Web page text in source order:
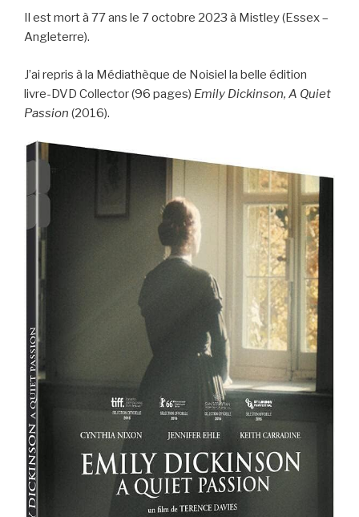
Il est mort à 77 ans le 7 octobre 2023 à Mistley (Essex –
Angleterre).
J’ai repris à la Médiathèque de Noisiel la belle édition
livre-DVD Collector (96 pages) Emily Dickinson, A Quiet
Passion (2016).